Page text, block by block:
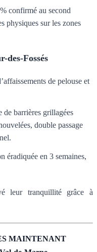
confirmé au second
physiques sur les zones
des-Fossés
de pelouse et
de barrières grillagées
double passage
éradiquée en 3 semaines,
leur tranquillité grâce à
MAINTENANT